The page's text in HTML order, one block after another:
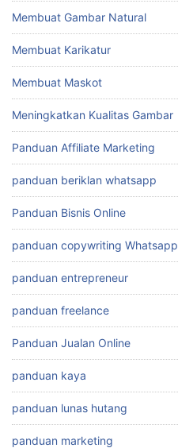
Membuat Gambar Natural
Membuat Karikatur
Membuat Maskot
Meningkatkan Kualitas Gambar
Panduan Affiliate Marketing
panduan beriklan whatsapp
Panduan Bisnis Online
panduan copywriting Whatsapp
panduan entrepreneur
panduan freelance
Panduan Jualan Online
panduan kaya
panduan lunas hutang
panduan marketing